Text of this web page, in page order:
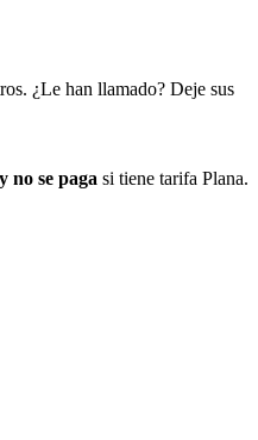
¿Le han llamado? Deje sus
no se paga si tiene tarifa Plana.